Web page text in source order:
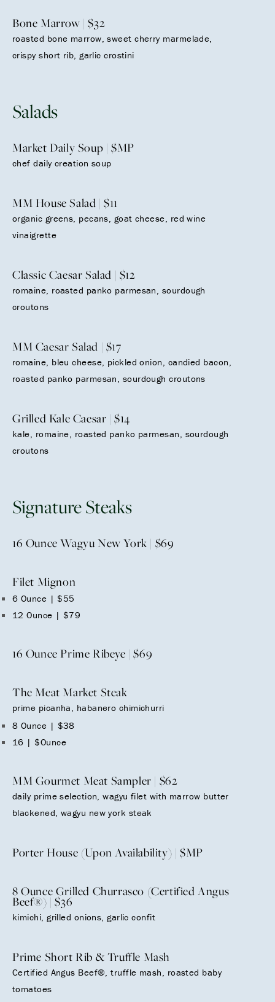
Bone Marrow | $32
roasted bone marrow, sweet cherry marmelade,
crispy short rib, garlic crostini
Salads
Market Daily Soup | $MP
chef daily creation soup
MM House Salad | $11
organic greens, pecans, goat cheese, red wine
vinaigrette
Classic Caesar Salad | $12
romaine, roasted panko parmesan, sourdough
croutons
MM Caesar Salad | $17
romaine, bleu cheese, pickled onion, candied bacon,
roasted panko parmesan, sourdough croutons
Grilled Kale Caesar | $14
kale, romaine, roasted panko parmesan, sourdough
croutons
Signature Steaks
16 Ounce Wagyu New York | $69
Filet Mignon
6 Ounce | $55
12 Ounce | $79
16 Ounce Prime Ribeye | $69
The Meat Market Steak
prime picanha, habanero chimichurri
8 Ounce | $38
16 | $Ounce
MM Gourmet Meat Sampler | $62
daily prime selection, wagyu filet with marrow butter
blackened, wagyu new york steak
Porter House (Upon Availability) | $MP
8 Ounce Grilled Churrasco (Certified Angus
Beef®) | $36
kimichi, grilled onions, garlic confit
Prime Short Rib & Truffle Mash
Certified Angus Beef®, truffle mash, roasted baby
tomatoes